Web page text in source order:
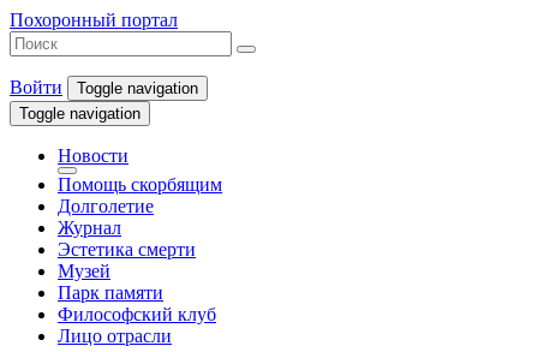
Похоронный портал
Войти
Toggle navigation
Toggle navigation
Новости
Помощь скорбящим
Долголетие
Журнал
Эстетика смерти
Музей
Парк памяти
Философский клуб
Лицо отрасли